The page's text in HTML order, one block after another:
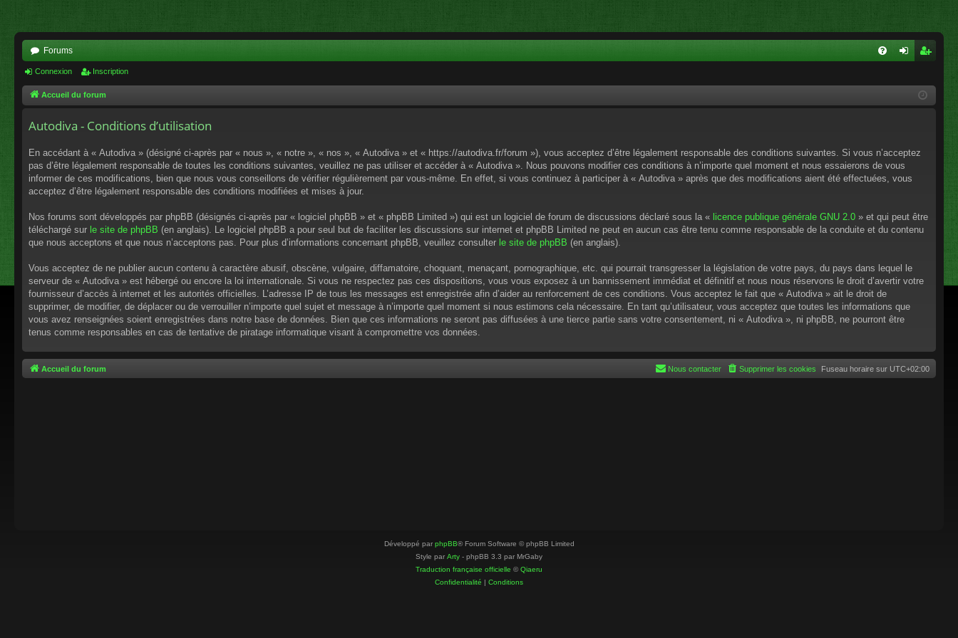
Forums
cri
Connexion Inscription
Accueil du forum
Autodiva - Conditions d’utilisation
En accédant à « Autodiva » (désigné ci-après par « nous », « notre », « nos », « Autodiva » et « https://autodiva.fr/forum »), vous acceptez d’être légalement responsable des conditions suivantes. Si vous n’acceptez
pas d’être légalement responsable de toutes les conditions suivantes, veuillez ne pas utiliser et accéder à « Autodiva ». Nous pouvons modifier ces conditions à n’importe quel moment et nous essaierons de vous
informer de ces modifications, bien que nous vous conseillons de vérifier régulièrement par vous-même. En effet, si vous continuez à participer à « Autodiva » après que des modifications aient été effectuées, vous
acceptez d’être légalement responsable des conditions modifiées et mises à jour.
Nos forums sont développés par phpBB (désignés ci-après par « logiciel phpBB » et « phpBB Limited ») qui est un logiciel de forum de discussions déclaré sous la « licence publique générale GNU 2.0 » et qui peut être
téléchargé sur le site de phpBB (en anglais). Le logiciel phpBB a pour seul but de faciliter les discussions sur internet et phpBB Limited ne peut en aucun cas être tenu comme responsable de la conduite et du contenu
que nous acceptons et que nous n’acceptons pas. Pour plus d’informations concernant phpBB, veuillez consulter le site de phpBB (en anglais).
Vous acceptez de ne publier aucun contenu à caractère abusif, obscène, vulgaire, diffamatoire, choquant, menaçant, pornographique, etc. qui pourrait transgresser la législation de votre pays, du pays dans lequel le
serveur de « Autodiva » est hébergé ou encore la loi internationale. Si vous ne respectez pas ces dispositions, vous vous exposez à un bannissement immédiat et définitif et nous nous réservons le droit d’avertir votre
fournisseur d’accès à internet et les autorités officielles. L’adresse IP de tous les messages est enregistrée afin d’aider au renforcement de ces conditions. Vous acceptez le fait que « Autodiva » ait le droit de
supprimer, de modifier, de déplacer ou de verrouiller n’importe quel sujet et message à n’importe quel moment si nous estimons cela nécessaire. En tant qu’utilisateur, vous acceptez que toutes les informations que
vous avez renseignées soient enregistrées dans notre base de données. Bien que ces informations ne seront pas diffusées à une tierce partie sans votre consentement, ni « Autodiva », ni phpBB, ne pourront être
tenus comme responsables en cas de tentative de piratage informatique visant à compromettre vos données.
Accueil du forum Fuseau horaire sur UTC+02:00
Supprimer les cookies
Nous contacter
Développé par phpBB® Forum Software © phpBB Limited
Style par Arty - phpBB 3.3 par MrGaby
Traduction française officielle ©Qiaeru
Confidentialité | Conditions